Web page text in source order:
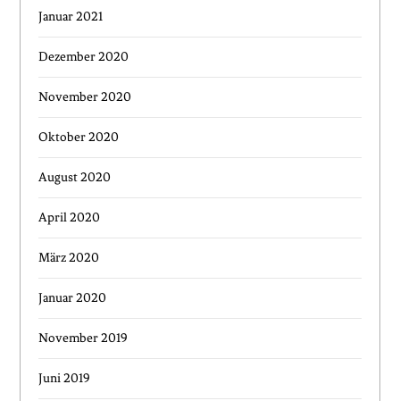
Januar 2021
Dezember 2020
November 2020
Oktober 2020
August 2020
April 2020
März 2020
Januar 2020
November 2019
Juni 2019